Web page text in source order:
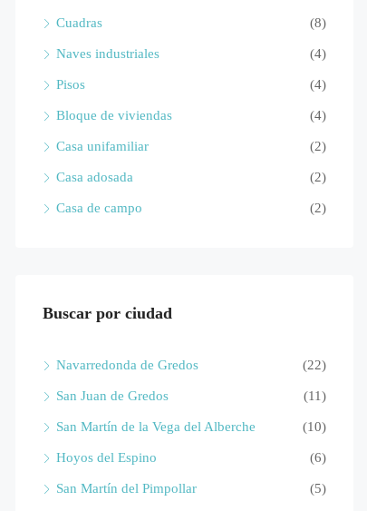
Cuadras (8)
Naves industriales (4)
Pisos (4)
Bloque de viviendas (4)
Casa unifamiliar (2)
Casa adosada (2)
Casa de campo (2)
Buscar por ciudad
Navarredonda de Gredos (22)
San Juan de Gredos (11)
San Martín de la Vega del Alberche (10)
Hoyos del Espino (6)
San Martín del Pimpollar (5)